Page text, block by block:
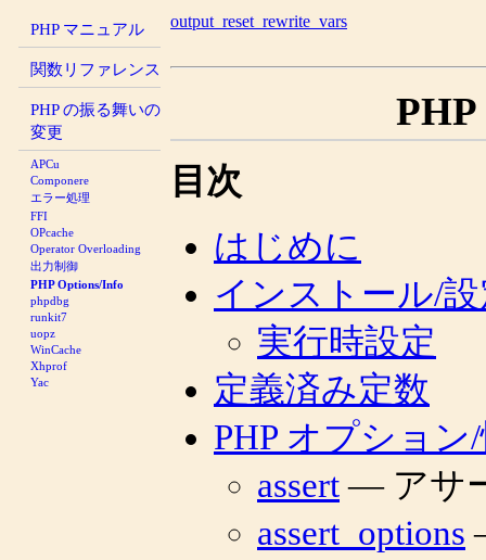
PHP マニュアル
関数リファレンス
PHP の振る舞いの
変更
APCu
Componere
エラー処理
FFI
OPcache
Operator Overloading
出力制御
PHP Options/Info
phpdbg
runkit7
uopz
WinCache
Xhprof
Yac
output_reset_rewrite_vars
目次
はじめに
インストール/
実行時設定
定義済み定数
PHP オプション
assert— アサ
assert_options